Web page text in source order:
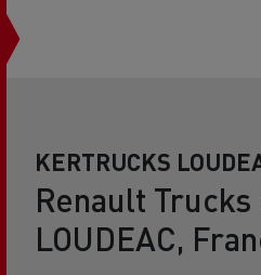
KERTRUCKS
Renault
LOUDEAC,